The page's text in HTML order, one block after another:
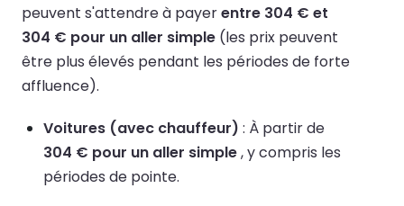
peuvent s'attendre à payerentre 304 € et
304 € pour un aller simple (les prix peuvent
être plus élevés pendant les périodes de forte
affluence).
Voitures (avec chauffeur) : À partir de
304 € pour un aller simple, y compris les
périodes de pointe.